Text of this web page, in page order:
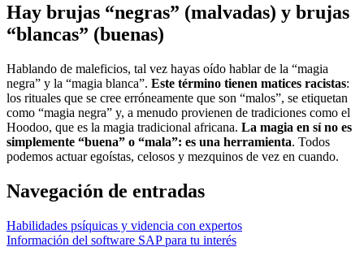
Hay brujas “negras” (malvadas) y brujas
“blancas” (buenas)
Hablando de maleficios, tal vez hayas oído hablar de la “magia
negra” y la “magia blanca”. Este término tienen matices racistas:
los rituales que se cree erróneamente que son “malos”, se etiquetan
como “magia negra” y, a menudo provienen de tradiciones como el
Hoodoo, que es la magia tradicional africana. La magia en sí no es
simplemente “buena” o “mala”: es una herramienta. Todos
podemos actuar egoístas, celosos y mezquinos de vez en cuando.
Navegación de entradas
Habilidades psíquicas y videncia con expertos
Información del software SAP para tu interés